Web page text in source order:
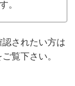
。
されたい方は
覧下さい。